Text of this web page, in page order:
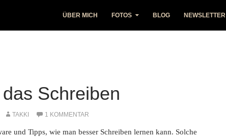
ÜBER MICH FOTOS BLOG NEWSLETTER
Schreiben
TAKKI 1 KOMMENTAR
und Tipps, wie man besser Schreiben lernen kann. Solche